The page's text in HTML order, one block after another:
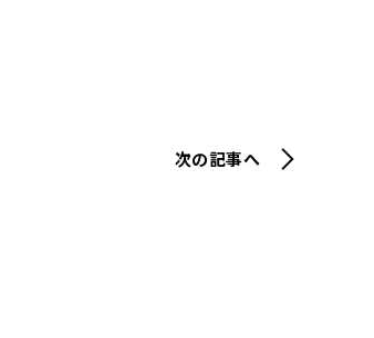
次の記事へ